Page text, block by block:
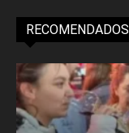
RECOMENDADOS